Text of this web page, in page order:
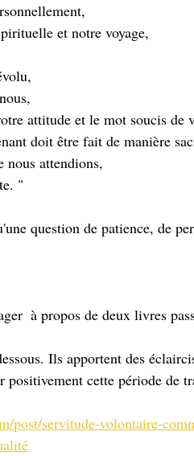
et notre voyage,
attitude et le mot soucis de
doit être fait de manière
nous attendions,
"
question de patience, de
à propos de deux livres
Ils apportent des
positivement cette période de
post/servitude-volontaire-